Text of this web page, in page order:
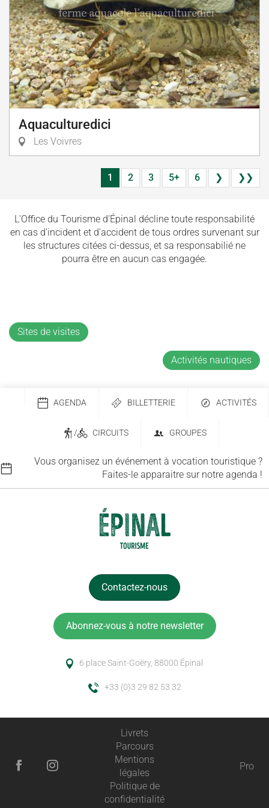
Aquaculturedici
Les Voivres
1 2 3 5+ 6 ❯ ❯❯
L'Office du Tourisme d'Épinal décline toute responsabilité
en cas d'incident et d'accident de tous ordres survenant sur
les structures citées ci-dessus, et sa responsabilié ne
pourra être en aucun cas engagée.
Sites de visites
Activités nautiques
AGENDA BILLETTERIE ACTIVITÉS
/ CIRCUITS GROUPES
Vous organisez un événement à vocation touristique ?
Faites-le apparaitre sur notre agenda !
Contactez-nous
Abonnez-vous à notre newsletter
6 place Saint-Goëry, 88000 Épinal
+33 (0)3 29 82 53 32
Livrets
Parcours
Mentions
légales
Politique de
confidentialité
Pro